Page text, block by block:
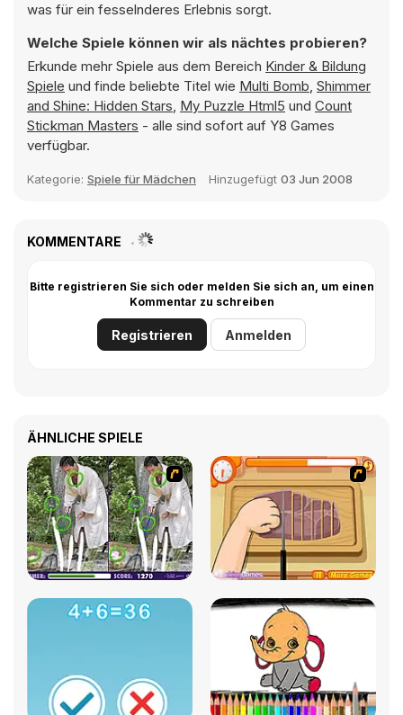
was für ein fesselnderes Erlebnis sorgt.
Welche Spiele können wir als nächtes probieren?
Erkunde mehr Spiele aus dem Bereich Kinder & Bildung
Spiele und finde beliebte Titel wie Multi Bomb, Shimmer
and Shine: Hidden Stars, My Puzzle Html5 und Count
Stickman Masters - alle sind sofort auf Y8 Games
verfügbar.
Kategorie: Spiele für Mädchen Hinzugefügt 03 Jun 2008
KOMMENTARE
Bitte registrieren Sie sich oder melden Sie sich an, um einen
Kommentar zu schreiben
Registrieren Anmelden
ÄHNLICHE SPIELE